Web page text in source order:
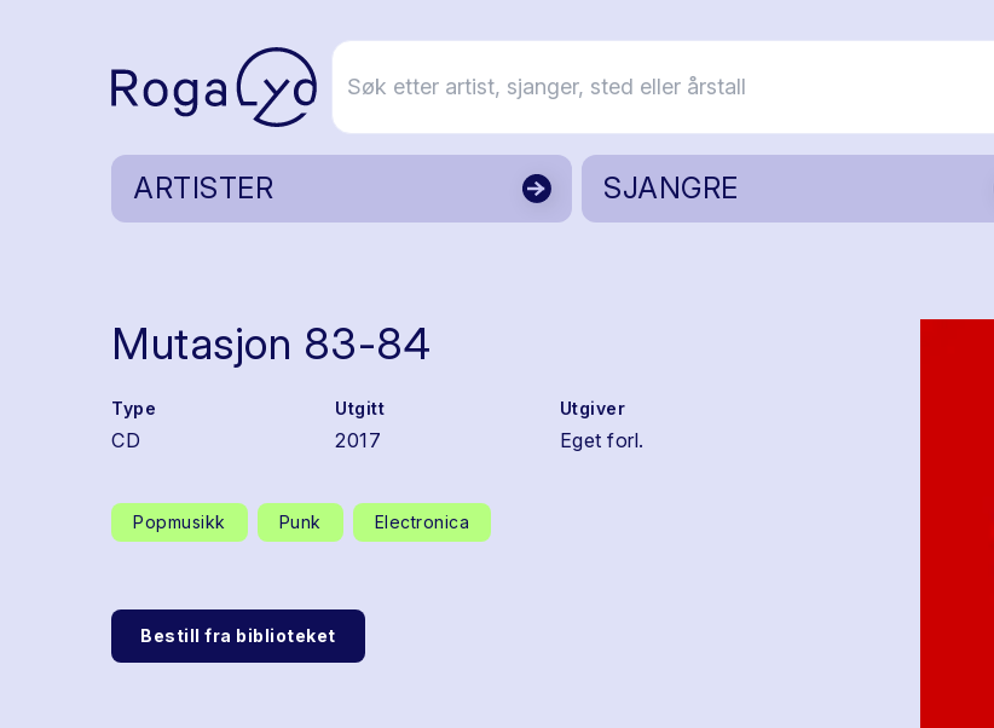
ARTISTER SJANGRE
Mutasjon 83-84
Type
CD
Utgitt
2017
Utgiver
Eget forl.
Popmusikk Punk Electronica
Bestill fra biblioteket